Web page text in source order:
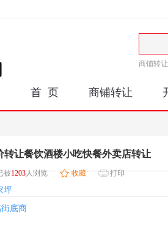
商铺转让
首 页 商铺转让
转让餐饮酒楼小吃快餐外卖店转让
被1203人浏览 收藏 打印
坪
底商